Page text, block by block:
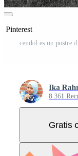
Pinterest
Ika
8.361
Gratis